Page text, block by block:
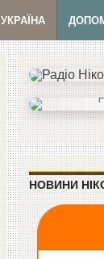
УКРАЇНА
НОВИНИ